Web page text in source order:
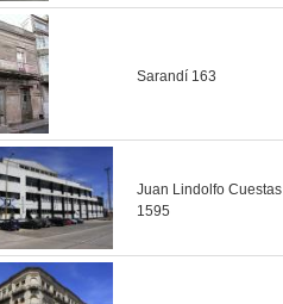
Sarandí 163
Juan Lindolfo Cuestas
1595